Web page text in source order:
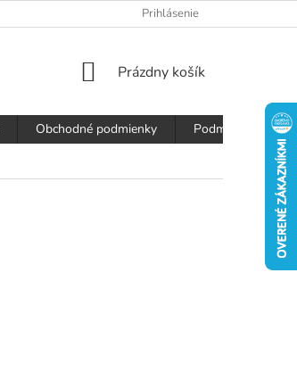
Prihlásenie
NÁKUPNÝ
Prázdny košík
Obchodné podmienky
Podmienky